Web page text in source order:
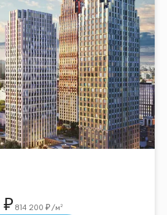
814 200 /м²